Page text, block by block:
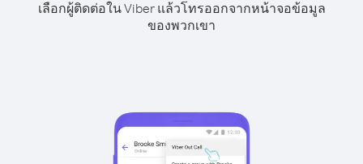
เลือกผู้ติดต่อใน Viber แล้วโทรออกจากหน้าจอข้อมูล
ของพวกเขา